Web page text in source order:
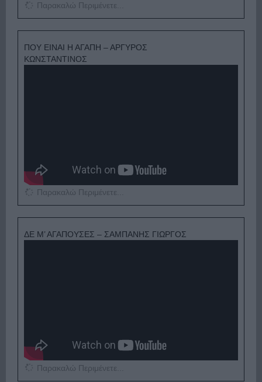
Παρακαλώ Περιμένετε...
ΠΟΥ ΕΙΝΑΙ Η ΑΓΑΠΗ – ΑΡΓΥΡΟΣ
ΚΩΝΣΤΑΝΤΙΝΟΣ
Παρακαλώ Περιμένετε...
ΔΕ Μ’ ΑΓΑΠΟΥΣΕΣ – ΣΑΜΠΑΝΗΣ ΓΙΩΡΓΟΣ
Παρακαλώ Περιμένετε...